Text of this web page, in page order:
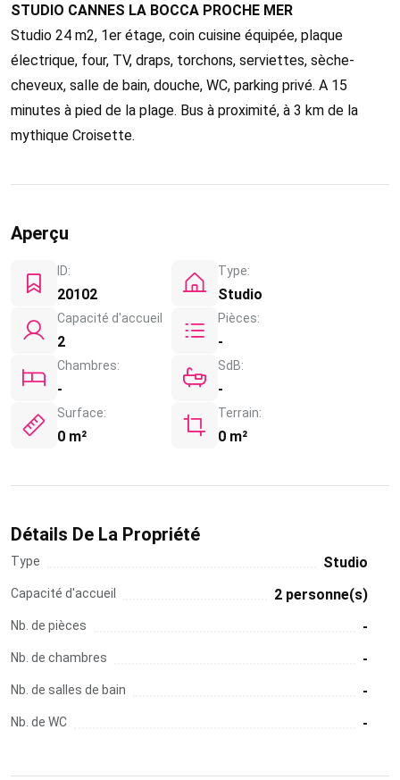
STUDIO CANNES LA BOCCA PROCHE MER
Studio 24 m2, 1er étage, coin cuisine équipée, plaque
électrique, four, TV, draps, torchons, serviettes, sèche-
cheveux, salle de bain, douche, WC, parking privé. A 15
minutes à pied de la plage. Bus à proximité, à 3 km de la
mythique Croisette.
Aperçu
ID:
20102
Type:
Studio
Capacité d'accueil
2
Pièces:
-
Chambres:
-
SdB:
-
Surface:
0 m²
Terrain:
0 m²
Détails De La Propriété
Type Studio
Capacité d'accueil 2 personne(s)
Nb. de pièces -
Nb. de chambres -
Nb. de salles de bain -
Nb. de WC -